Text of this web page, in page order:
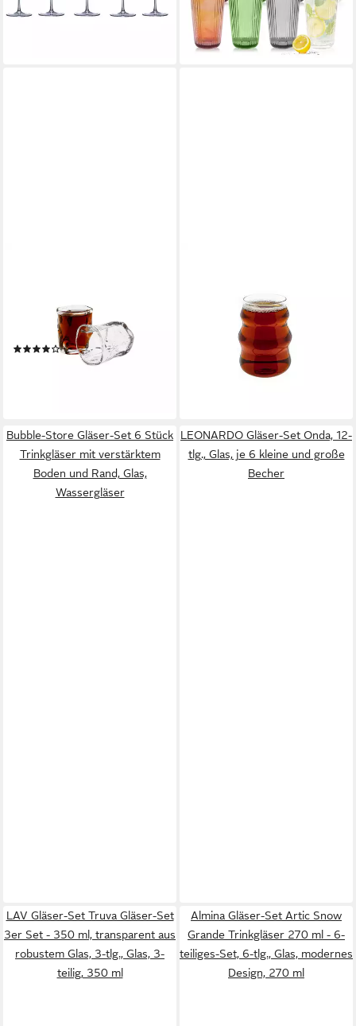
(1,00 €/ 1 Paar)
29,99 € UVP41,99 €
-29%
lieferbar - in 3-4 Werktagen bei dir
Set, 6-tlg., Glas, modernes
Design. 60 ml
(1)
14,95 €
Getränkebecher Cocktail- 500
ab 18,95 €
26,95 €
lieferbar - in 4-5 Werktagen bei dir
Bubble-Store Gläser-Set 6 Stück
Trinkgläser mit verstärktem
Boden und Rand, Glas,
Wassergläser
LEONARDO Gläser-Set Onda, 12-
tlg., Glas, je 6 kleine und große
Becher
LAV Gläser-Set Truva Gläser-Set
3er Set - 350 ml, transparent aus
robustem Glas, 3-tlg., Glas, 3-
teilig, 350 ml
Almina Gläser-Set Artic Snow
Grande Trinkgläser 270 ml - 6-
teiliges-Set, 6-tlg., Glas, modernes
Design, 270 ml